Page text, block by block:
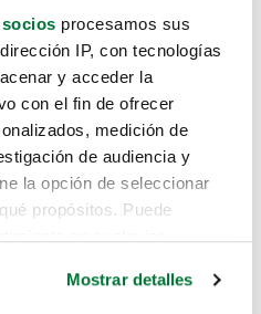
procesamos sus
IP, con tecnologías
y acceder la
con el fin de ofrecer
medición de
de audiencia y
la opción de seleccionar
propósitos. Puede
Mostrar detalles
como
hasta aquí.
coche que estás
enlaces: